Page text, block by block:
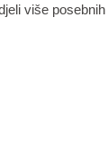
više